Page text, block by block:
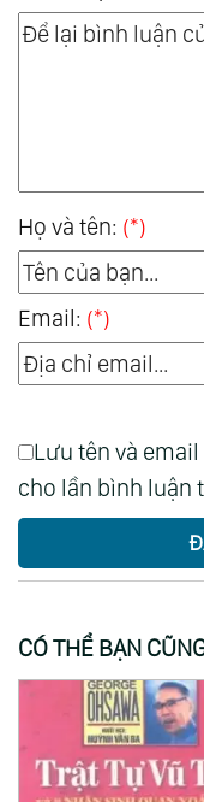
Họ và tên: (*)
Email: (*)
Lưu tên và
cho lần bình luận
CÓ THỂ BẠN